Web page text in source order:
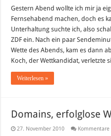
Gestern Abend wollte ich mir ja
Fernsehabend machen, doch es
Unterhaltung suchte ich, also
ZDF ein. Nach ein paar
Wette des Abends, kam es dann
Koch, der Wettkandidat, verletzte
Weiterlesen »
Domains, erfolglose
27. November 2010